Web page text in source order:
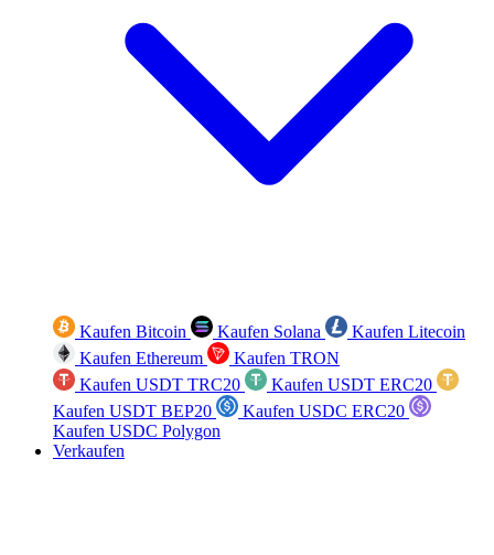
Kaufen Bitcoin Kaufen Solana
Kaufen Litecoin
Kaufen Ethereum
Kaufen TRON
Kaufen USDT TRC20
Kaufen USDT ERC20
Kaufen USDT BEP20
Kaufen USDC ERC20
Kaufen USDC Polygon
Verkaufen